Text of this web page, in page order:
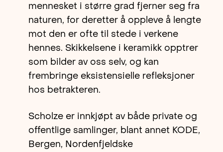
mennesket i større grad fjerner seg fra
naturen, for deretter å oppleve å lengte
mot den er ofte til stede i verkene
hennes. Skikkelsene i keramikk opptrer
som bilder av oss selv, og kan
frembringe eksistensielle refleksjoner
hos betrakteren.
Scholze er innkjøpt av både private og
offentlige samlinger, blant annet KODE,
Bergen, Nordenfjeldske